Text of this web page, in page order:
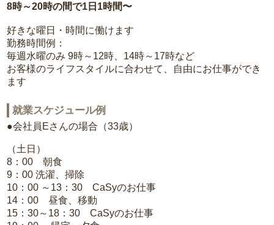
8時～20時の間で1日1時間〜
好きな曜日・時間に働けます
勤務時間例：
毎週水曜のみ 9時～12時、14時～17時など
お客様のライフスタイルに合わせて、自由にお仕事ができ
ます
就業スケジュール例
●会社員Eさんの場合（33歳）
（土日）
8：00 朝食
9：00 洗濯、掃除
10：00 ～13：30 CaSyのお仕事
14：00 昼食、移動
15：30～18：30 CaSyのお仕事